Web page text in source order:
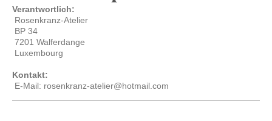
Verantwortlich:
Rosenkranz-Atelier
BP 34
7201 Walferdange
Luxembourg
Kontakt:
E-Mail: rosenkranz-atelier@hotmail.com